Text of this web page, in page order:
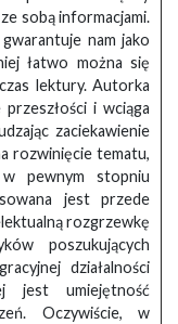
sobą informacjami.
nam jako
łatwo można się
lektury. Autorka
i wciąga
zaciekawienie
rozwinięcie tematu,
pewnym stopniu
jest przede
rozgrzewkę
poszukujących
działalności
jest umiejętność
Oczywiście, w